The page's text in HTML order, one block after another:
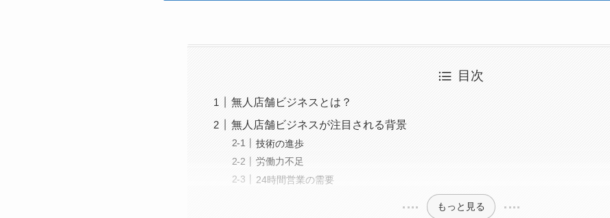
目次
無人店舗ビジネスとは？
無人店舗ビジネスが注目される背景
技術の進歩
労働力不足
24時間営業の需要
もっと見る